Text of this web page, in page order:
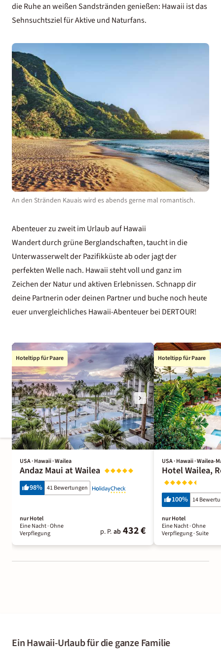
die Ruhe an weißen Sandstränden genießen: Hawaii ist das
Sehnsuchtsziel für Aktive und Naturfans.
An den Stränden Kauais wird es abends gerne mal romantisch.
Abenteuer zu zweit im Urlaub auf Hawaii
Wandert durch grüne Berglandschaften, taucht in die
Unterwasserwelt der Pazifikküste ab oder jagt der
perfekten Welle nach. Hawaii steht voll und ganz im
Zeichen der Natur und aktiven Erlebnissen. Schnapp dir
deine Partnerin oder deinen Partner und buche noch heute
euer unvergleichliches Hawaii-Abenteuer bei DERTOUR!
Hoteltipp für Paare
USA · Hawaii · Wailea
Andaz Maui at Wailea
98% 41 Bewertungen
nur Hotel
Eine Nacht· Ohne
Verpflegung
p. P. ab 432 €
Hoteltipp für Paare
USA · Hawaii · Wailea-
Hotel Wailea,
100% 14
nur Hotel
Eine Nacht· Ohne
Verpflegung· Suite
Ein Hawaii-Urlaub für die ganze Familie